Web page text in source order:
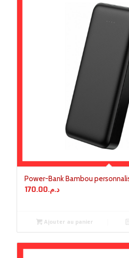
Power-Bank Bambou
د.م.170.00
Ajouter au panier